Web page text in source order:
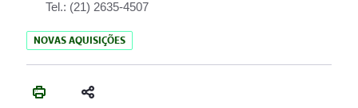
Tel.: (21) 2635-4507
NOVAS AQUISIÇÕES